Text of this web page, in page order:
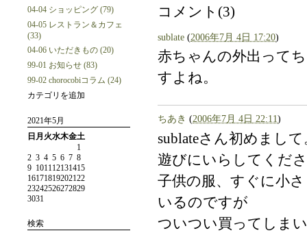
コメント(3)
sublate (2006年7月 4日 17:20)
赤ちゃんの外出って
すよね。
ちあき (2006年7月 4日 22:11)
sublateさん初めまして
遊びにいらしてくだ
子供の服、すぐに小
いるのですが
ついつい買ってしま
04-04 ショッピング (79)
04-05 レストラン＆カフェ
(33)
04-06 いただきもの (20)
99-01 お知らせ (83)
99-02 chorocobiコラム (24)
カテゴリを追加
2021年5月
日 月 火水木金土
1
2 3 4 5 6 7 8
9 1011 12131415
16171819202122
23242526272829
3031
検索